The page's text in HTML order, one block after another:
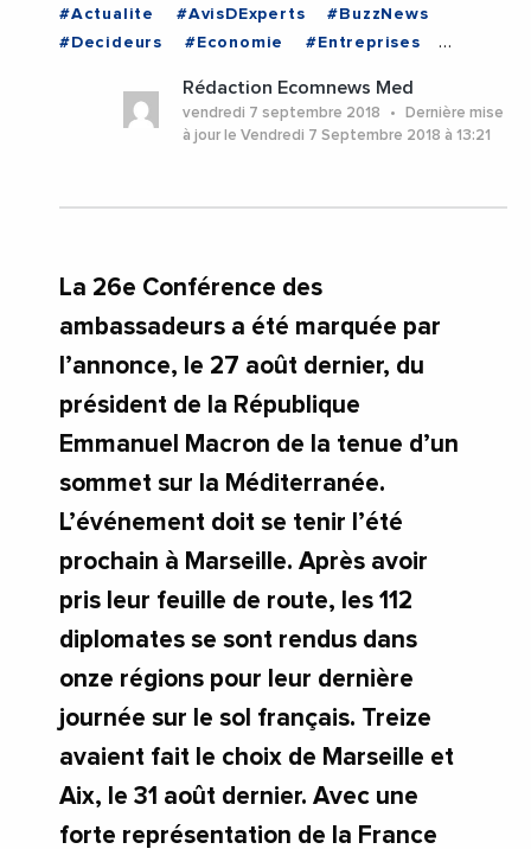
#Actualite #AvisDExperts
#BuzzNews
#Decideurs
#Economie
#Entreprises
Rédaction Ecomnews Med
vendredi 7 septembre 2018
Dernière mise
à jour le Vendredi 7 Septembre 2018 à 13:21
La 26e Conférence des
ambassadeurs a été marquée par
l’annonce, le 27 août dernier, du
président de la République
Emmanuel Macron de la tenue d’un
sommet sur la Méditerranée.
L’événement doit se tenir l’été
prochain à Marseille. Après avoir
pris leur feuille de route, les 112
diplomates se sont rendus dans
onze régions pour leur dernière
journée sur le sol français. Treize
avaient fait le choix de Marseille et
Aix, le 31 août dernier. Avec une
forte représentation de la France